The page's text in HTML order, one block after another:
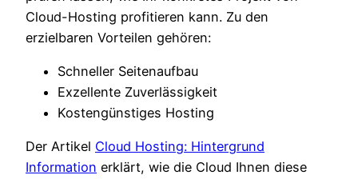
Cloud-Hosting profitieren kann. Zu den
erzielbaren Vorteilen gehören:
Schneller Seitenaufbau
Exzellente Zuverlässigkeit
Kostengünstiges Hosting
Der Artikel Cloud Hosting: Hintergrund
Information erklärt, wie die Cloud Ihnen diese